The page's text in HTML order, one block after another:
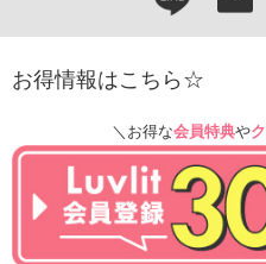
お得情報はこちら☆
＼お得な会員特典や